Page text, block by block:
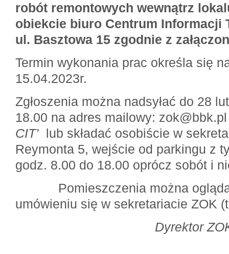
robót remontowych wewnątrz
obiekcie biuro Centrum Informacji
ul. Basztowa 15 zgodnie z
Termin wykonania prac określa się
15.04.2023r.
Zgłoszenia można nadsyłać do 28
18.00 na adres mailowy:
CIT’ lub składać osobiście w
Reymonta 5, wejście od parkingu z
godz. 8.00 do 18.00 oprócz sobót i
Pomieszczenia można
umówieniu się w sekretariacie ZOK
Dyrektor